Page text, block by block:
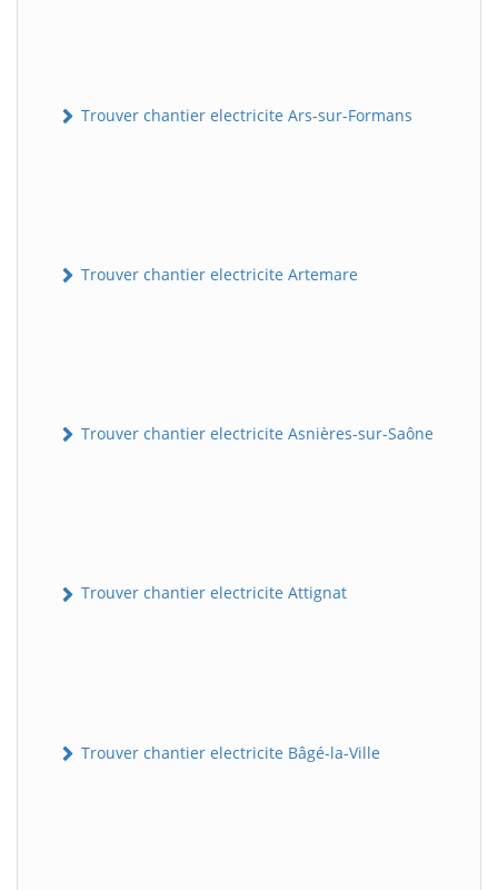
Trouver chantier electricite Ars-sur-Formans
Trouver chantier electricite Artemare
Trouver chantier electricite Asnières-sur-Saône
Trouver chantier electricite Attignat
Trouver chantier electricite Bâgé-la-Ville